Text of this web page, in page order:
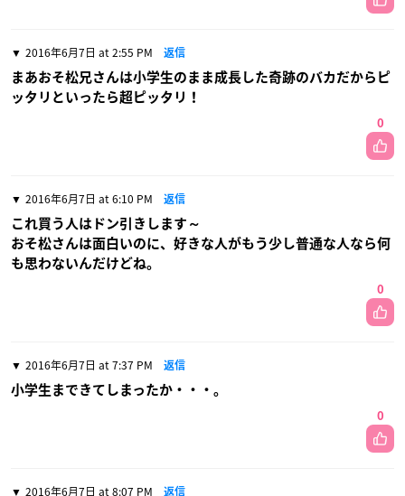
2016年6月7日 at 2:55 PM 返信
まあおそ松兄さんは小学生のまま成長した奇跡のバカだからピ
ッタリといったら超ピッタリ！
0
2016年6月7日 at 6:10 PM 返信
これ買う人はドン引きします～
おそ松さんは面白いのに、好きな人がもう少し普通な人なら何
も思わないんだけどね。
0
2016年6月7日 at 7:37 PM 返信
小学生まできてしまったか・・・。
0
2016年6月7日 at 8:07 PM 返信